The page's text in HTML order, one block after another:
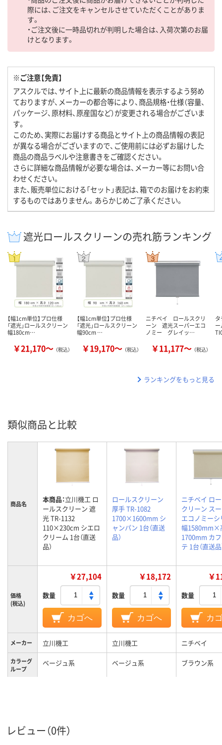
際には、ご注文をキャンセルさせていただくことがありま
す。
・ご注文後に一時品切れが判明した場合は、入荷次第のお届
けとなります。
※ご注意【免責】
アスクルでは、サイト上に最新の商品情報を表示するよう努め
ておりますが、メーカーの都合等により、商品規格・仕様（容量、
パッケージ、原材料、原産国など）が変更される場合がございま
す。
このため、実際にお届けする商品とサイト上の商品情報の表記
が異なる場合がございますので、ご使用前には必ずお届けした
商品の商品ラベルや注意書きをご確認ください。
さらに詳細な商品情報が必要な場合は、メーカー等にお問い合
わせください。
また、販売単位における「セット」表記は、箱でのお届けをお約束
するものではありません。あらかじめご了承ください。
遮光ロールスクリーンの売れ筋ランキング
【幅1cm単位】プロ仕様
「遮光」ロールスクリーン
幅180cm…
￥21,170～ （税込）
【幅1cm単位】プロ仕様
「遮光」ロールスクリーン
幅90cm …
￥19,170～ （税込）
ニチベイ ロールスクリ
ーン 遮光スーパーエコ
ノミー グレイッ…
￥11,177～ （税込）
ランキングをもっと見る
類似商品と比較
商品名 本商品：立川機工 ロ
ールスクリーン 遮
光 TR-1132
110×230cm シエロ
クリーム 1台（直送
品）
ロールスクリーン
厚手 TR-1082
1700×1600mm シ
ャンパン 1台（直送
品）
ニチベイ ロ
クリーン ス
エコノミー
幅1580mm×
1700mm カ
テ 1台（直送品
価格
(税込)
￥27,104
数量
カゴへ
￥18,172
数量
カゴへ
￥
数量
カ
メーカー 立川機工 立川機工 ニチベイ
カラーグ
ループ
ベージュ系 ベージュ系 ブラウン系
レビュー（0件）